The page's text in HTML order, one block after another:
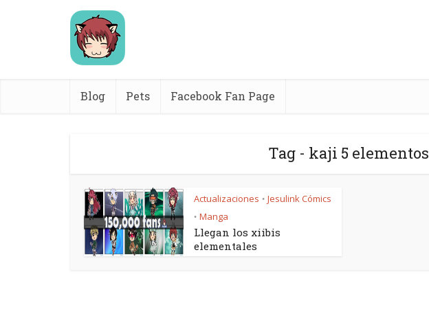
Blog Pets Facebook Fan Page
Tag - kaji 5 elementos
Actualizaciones • Jesulink Cómics
• Manga
Llegan los xiibis
elementales